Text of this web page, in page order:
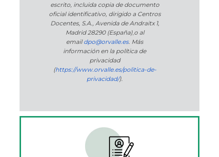
escrito, incluida copia de documento
oficial identificativo, dirigido a Centros
Docentes, S.A., Avenida de Andraitx 1,
Madrid 28290 (España), o al
emaildpo@orvalle.es. Más
información en la política de
privacidad
(https://www.orvalle.es/politica-de-
privacidad/).